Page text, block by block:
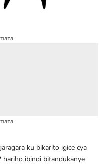
ku bikarito igice cya
hariho ibindi bitandukanye